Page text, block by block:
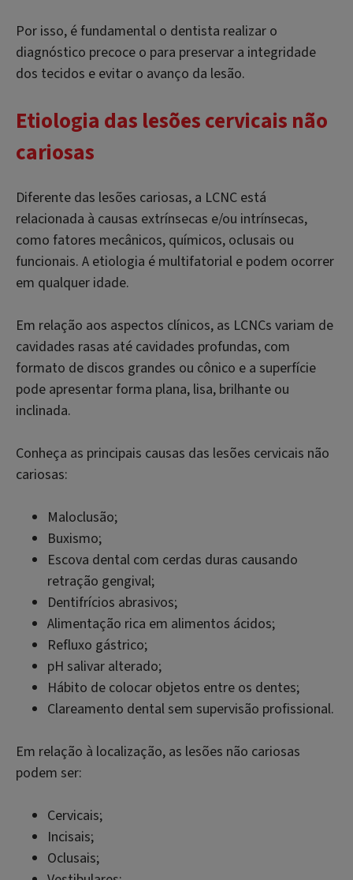
Por isso, é fundamental o dentista realizar o
diagnóstico precoce o para preservar a integridade
dos tecidos e evitar o avanço da lesão.
Etiologia das lesões cervicais não
cariosas
Diferente das lesões cariosas, a LCNC está
relacionada à causas extrínsecas e/ou intrínsecas,
como fatores mecânicos, químicos, oclusais ou
funcionais. A etiologia é multifatorial e podem ocorrer
em qualquer idade.
Em relação aos aspectos clínicos, as LCNCs variam de
cavidades rasas até cavidades profundas, com
formato de discos grandes ou cônico e a superfície
pode apresentar forma plana, lisa, brilhante ou
inclinada.
Conheça as principais causas das lesões cervicais não
cariosas:
Maloclusão;
Buxismo;
Escova dental com cerdas duras causando
retração gengival;
Dentifrícios abrasivos;
Alimentação rica em alimentos ácidos;
Refluxo gástrico;
pH salivar alterado;
Hábito de colocar objetos entre os dentes;
Clareamento dental sem supervisão profissional.
Em relação à localização, as lesões não cariosas
podem ser:
Cervicais;
Incisais;
Oclusais;